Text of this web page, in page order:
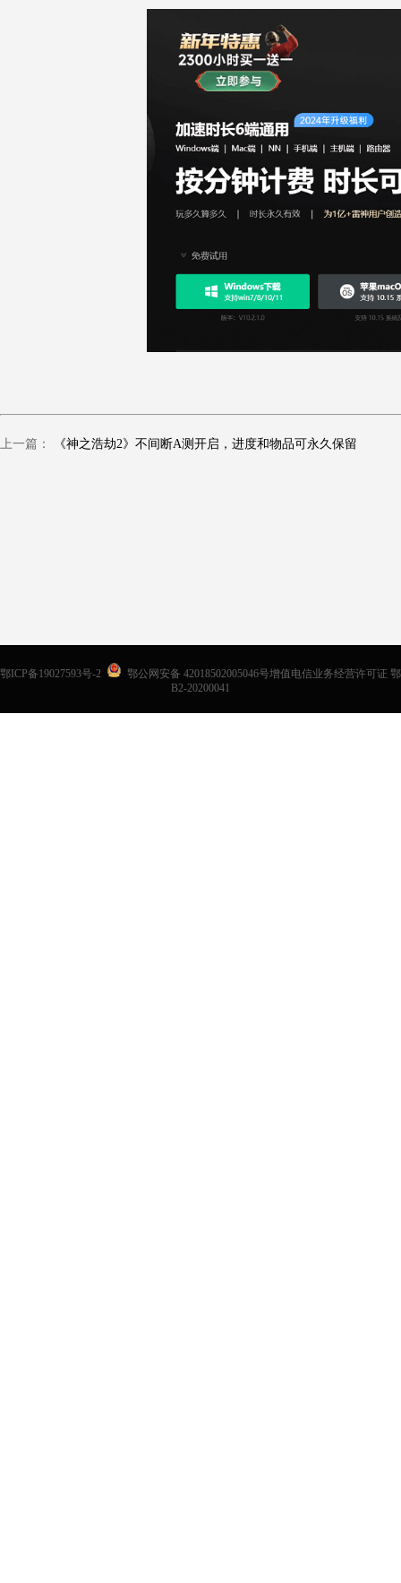
上一篇： 《神之浩劫2》不间断A测开启，进度和物品可永久保留
鄂ICP备19027593号-2
鄂公网安备 42018502005046号增值电信业务经营许可证 鄂
B2-20200041